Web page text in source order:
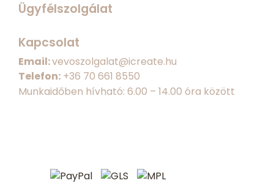
Ügyfélszolgálat
Kapcsolat
Email:vevoszolgalat@icreate.hu
Telefon: +36 70 661 8550
Munkaidőben hívható: 6.00 – 14.00 óra között